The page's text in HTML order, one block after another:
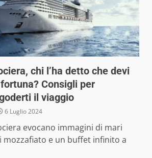
chi l’ha detto che devi
Consigli per
il viaggio
6 Luglio 2024
evocano immagini di mari
e un buffet infinito a